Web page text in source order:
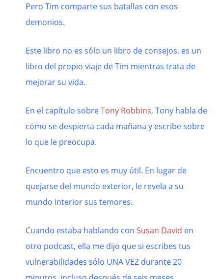
Pero Tim comparte sus batallas con esos
demonios.
Este libro no es sólo un libro de consejos, es un
libro del propio viaje de Tim mientras trata de
mejorar su vida.
En el capítulo sobreTony Robbins, Tony habla de
cómo se despierta cada mañana y escribe sobre
lo que le preocupa.
Encuentro que esto es muy útil. En lugar de
quejarse del mundo exterior, le revela a su
mundo interior sus temores.
Cuando estaba hablando conSusan David en
otro podcast, ella me dijo que si escribes tus
vulnerabilidades sólo UNA VEZ durante 20